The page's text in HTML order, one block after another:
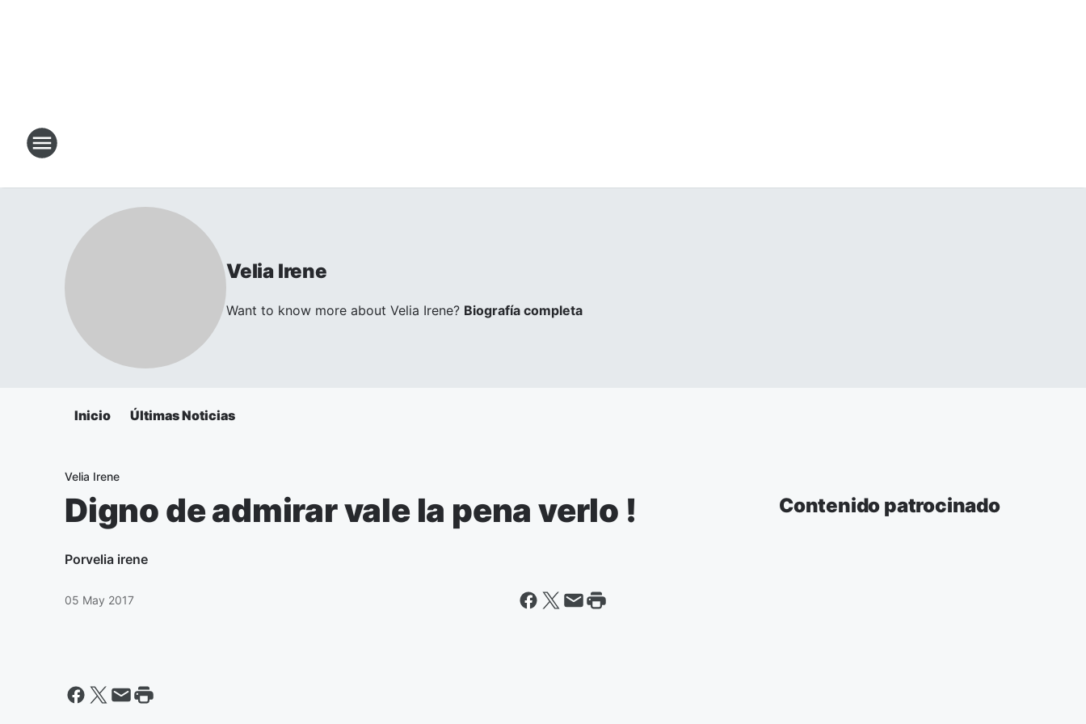
Velia Irene
Want to know more about Velia Irene? Biografía completa
Inicio Últimas Noticias
Velia Irene
Digno de admirar vale la pena verlo !
Porvelia irene
05 May 2017
Contenido patrocinado